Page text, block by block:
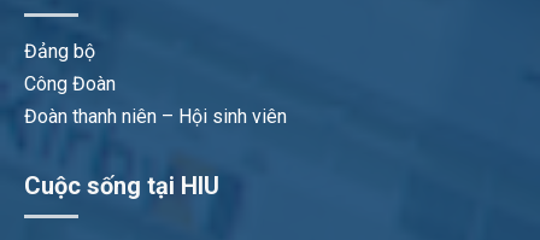
Đảng bộ
Công Đoàn
Đoàn thanh niên – Hội sinh viên
Cuộc sống tại HIU